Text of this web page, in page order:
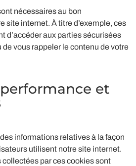
nécessaires au bon
site internet. À titre d’exemple, ces
d’accéder aux parties sécurisées
vous rappeler le contenu de votre
et
informations relatives à la façon
utilisent notre site internet.
par ces cookies sont